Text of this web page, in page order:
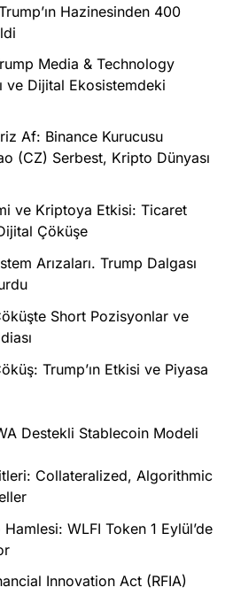
Hazinesinden 400
Media & Technology
ve Dijital Ekosistemdeki
Af: Binance Kurucusu
(CZ) Serbest, Kripto Dünyası
ve Kriptoya Etkisi: Ticaret
Çöküşe
Arızaları. Trump Dalgası
Short Pozisyonlar ve
Trump’ın Etkisi ve Piyasa
Destekli Stablecoin Modeli
Collateralized, Algorithmic
Hamlesi: WLFI Token 1 Eylül’de
Innovation Act (RFIA)